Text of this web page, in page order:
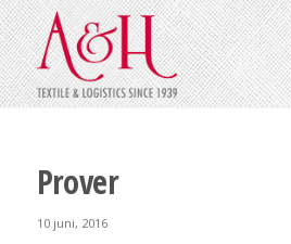
Prover
10 juni, 2016